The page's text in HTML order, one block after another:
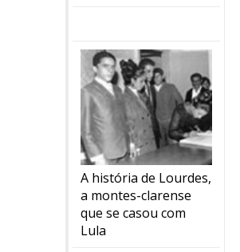
A história de Lourdes,
a montes-clarense
que se casou com
Lula